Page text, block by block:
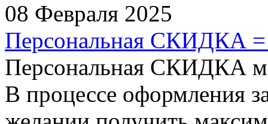
08 Февраля 2025
Персональная СКИДКА
Персональная СКИДКА
В процессе оформления